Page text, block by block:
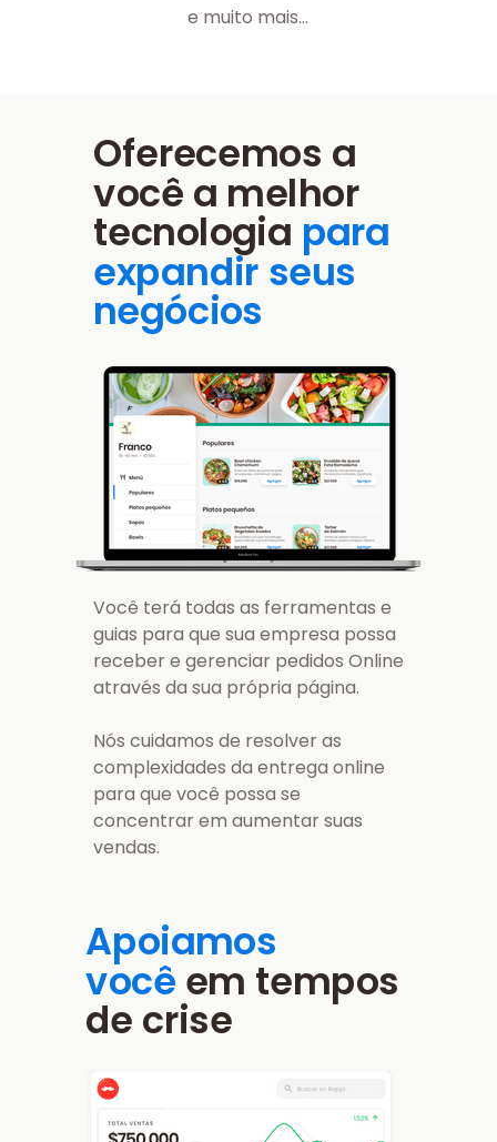
Oferecemos a
você a melhor
tecnologia para
expandir seus
negócios
Você terá todas as ferramentas e
guias para que sua empresa possa
receber e gerenciar pedidos Online
através da sua própria página.
Nós cuidamos de resolver as
complexidades da entrega online
para que você possa se
concentrar em aumentar suas
vendas.
Apoiamos
você em tempos
de crise
e muito mais...